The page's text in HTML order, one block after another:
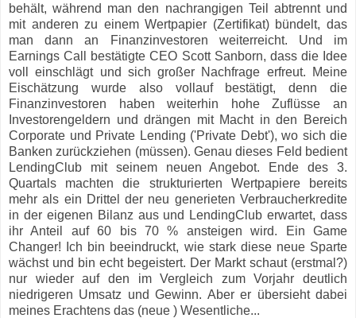
behält, während man den nachrangigen Teil abtrennt und
mit anderen zu einem Wertpapier (Zertifikat) bündelt, das
man dann an Finanzinvestoren weiterreicht. Und im
Earnings Call bestätigte CEO Scott Sanborn, dass die Idee
voll einschlägt und sich großer Nachfrage erfreut. Meine
Eischätzung wurde also vollauf bestätigt, denn die
Finanzinvestoren haben weiterhin hohe Zuflüsse an
Investorengeldern und drängen mit Macht in den Bereich
Corporate und Private Lending ('Private Debt'), wo sich die
Banken zurückziehen (müssen). Genau dieses Feld bedient
LendingClub mit seinem neuen Angebot. Ende des 3.
Quartals machten die strukturierten Wertpapiere bereits
mehr als ein Drittel der neu generieten Verbraucherkredite
in der eigenen Bilanz aus und LendingClub erwartet, dass
ihr Anteil auf 60 bis 70 % ansteigen wird. Ein Game
Changer! Ich bin beeindruckt, wie stark diese neue Sparte
wächst und bin echt begeistert. Der Markt schaut (erstmal?)
nur wieder auf den im Vergleich zum Vorjahr deutlich
niedrigeren Umsatz und Gewinn. Aber er übersieht dabei
meines Erachtens das (neue ) Wesentliche...